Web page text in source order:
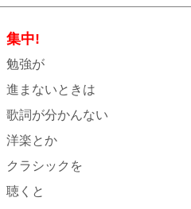
集中!
勉強が
進まないときは
歌詞が分かんない
洋楽とか
クラシックを
聴くと